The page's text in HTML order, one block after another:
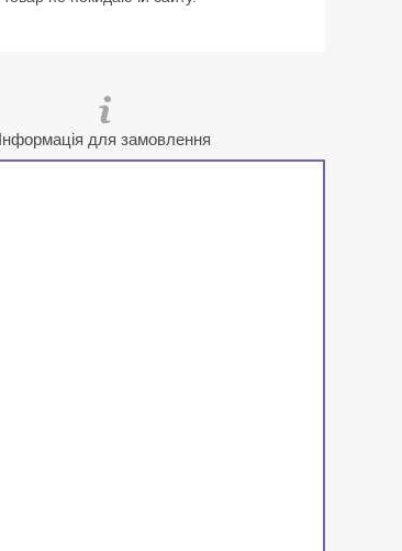
Інформація для замовлення